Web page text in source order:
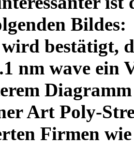
bestätigt,
nm wave ein
Art Poly-
Firmen